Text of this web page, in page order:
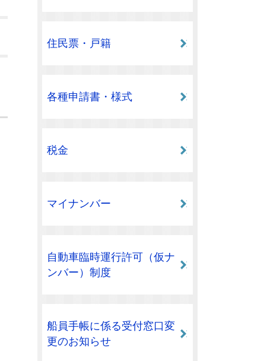
住民票・戸籍
各種申請書・様式
税金
マイナンバー
自動車臨時運行許可（仮ナ
ンバー）制度
船員手帳に係る受付窓口変
更のお知らせ